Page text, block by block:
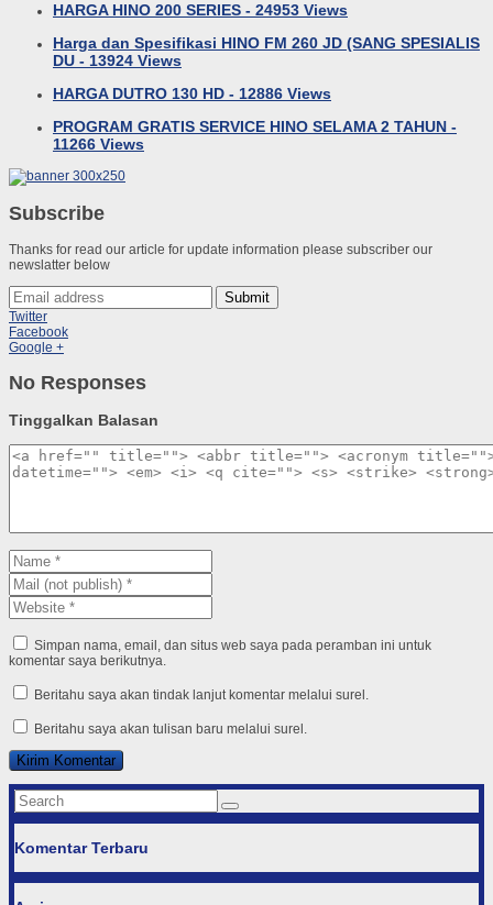
HARGA HINO 200 SERIES - 24953 Views
Harga dan Spesifikasi HINO FM 260 JD (SANG SPESIALIS
DU - 13924 Views
HARGA DUTRO 130 HD - 12886 Views
PROGRAM GRATIS SERVICE HINO SELAMA 2 TAHUN -
11266 Views
Subscribe
Thanks for read our article for update information please subscriber our
newslatter below
Submit
Twitter
Facebook
Google +
No Responses
Tinggalkan Balasan
Simpan nama, email, dan situs web saya pada peramban ini untuk
komentar saya berikutnya.
Beritahu saya akan tindak lanjut komentar melalui surel.
Beritahu saya akan tulisan baru melalui surel.
Komentar Terbaru